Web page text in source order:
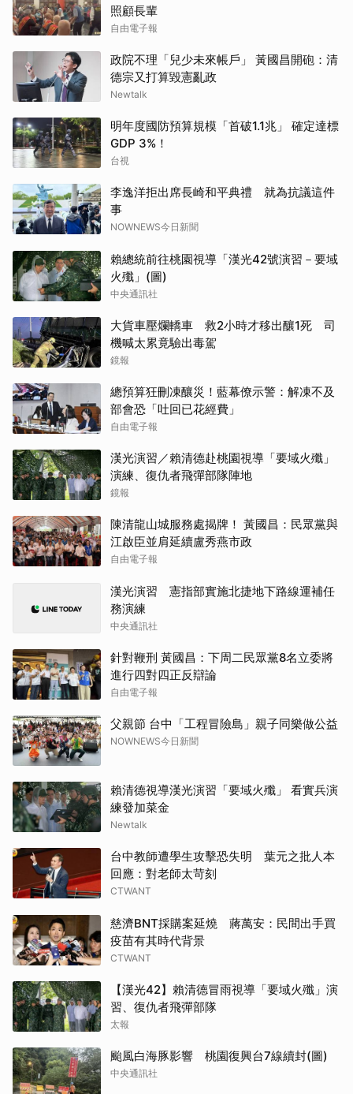
照顧長輩
自由電子報
政院不理「兒少未來帳戶」 黃國昌開砲：清
德宗又打算毀憲亂政
Newtalk
明年度國防預算規模「首破1.1兆」 確定達標
GDP 3%！
台視
李逸洋拒出席長崎和平典禮 就為抗議這件
事
NOWNEWS今日新聞
賴總統前往桃園視導「漢光42號演習－要域
火殲」(圖)
中央通訊社
大貨車壓爛轎車 救2小時才移出釀1死 司
機喊太累竟驗出毒駕
鏡報
總預算狂刪凍釀災！藍幕僚示警：解凍不及
部會恐「吐回已花經費」
自由電子報
漢光演習／賴清德赴桃園視導「要域火殲」
演練、復仇者飛彈部隊陣地
鏡報
陳清龍山城服務處揭牌！ 黃國昌：民眾黨與
江啟臣並肩延續盧秀燕市政
自由電子報
漢光演習 憲指部實施北捷地下路線運補任
務演練
中央通訊社
針對鞭刑 黃國昌：下周二民眾黨8名立委將
進行四對四正反辯論
自由電子報
父親節 台中「工程冒險島」親子同樂做公益
NOWNEWS今日新聞
賴清德視導漢光演習「要域火殲」 看實兵演
練發加菜金
Newtalk
台中教師遭學生攻擊恐失明 葉元之批人本
回應：對老師太苛刻
CTWANT
慈濟BNT採購案延燒 蔣萬安：民間出手買
疫苗有其時代背景
CTWANT
【漢光42】賴清德冒雨視導「要域火殲」演
習、復仇者飛彈部隊
太報
颱風白海豚影響 桃園復興台7線續封(圖)
中央通訊社